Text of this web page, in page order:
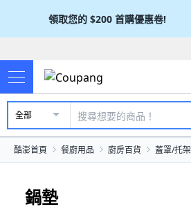
領取您的 $200 首購優惠卷!
全部
酷澎首頁 餐廚用品 廚房百貨 蓋罩/托架
鍋墊